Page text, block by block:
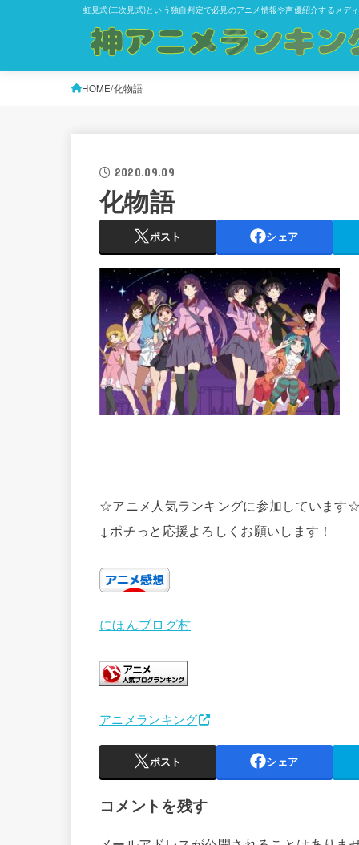
虹見式(二次見式)という独自判定で必見のアニメ情報や声優紹介するメデ
HOME 化物語
2020.09.09
化物語
ポスト シェア
☆アニメ人気ランキングに参加しています
↓ポチっと応援よろしくお願いします！
にほんブログ村
アニメランキング
ポスト シェア
コメントを残す